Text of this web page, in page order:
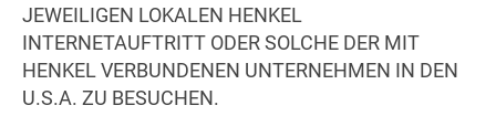
JEWEILIGEN LOKALEN HENKEL
INTERNETAUFTRITT ODER SOLCHE DER MIT
HENKEL VERBUNDENEN UNTERNEHMEN IN DEN
U.S.A. ZU BESUCHEN.